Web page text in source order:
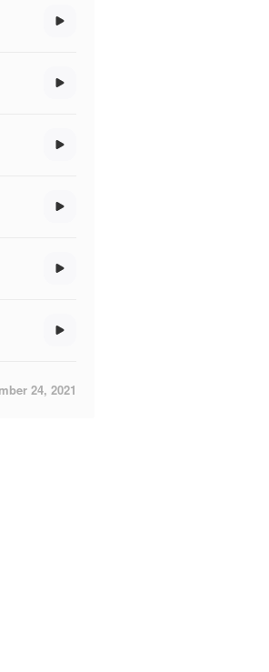
24, 2021